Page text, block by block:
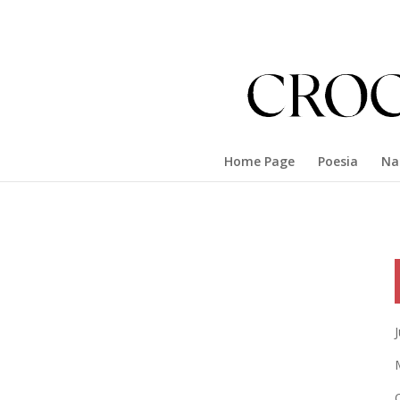
Home Page Poesia